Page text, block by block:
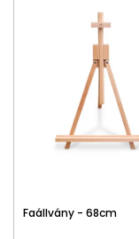
Faállvány - 68cm